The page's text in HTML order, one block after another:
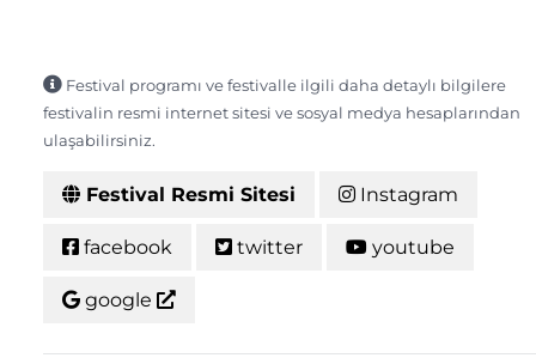
Festival programı ve festivalle ilgili daha detaylı bilgilere
festivalin resmi internet sitesi ve sosyal medya hesaplarından
ulaşabilirsiniz.
Festival Resmi Sitesi Instagram
facebook twitter youtube
google